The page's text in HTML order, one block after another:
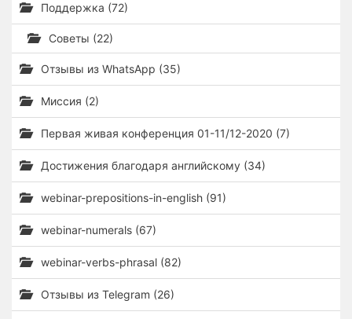
Поддержка (72)
Советы (22)
Отзывы из WhatsApp (35)
Миссия (2)
Первая живая конференция 01-11/12-2020 (7)
Достижения благодаря английскому (34)
webinar-prepositions-in-english (91)
webinar-numerals (67)
webinar-verbs-phrasal (82)
Отзывы из Telegram (26)